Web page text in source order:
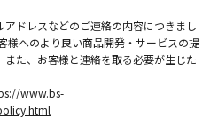
ドレスなどのご連絡の内容につきまし
様へのより良い商品開発・サービスの提
た、お客様と連絡を取る必要が生じた
www.bs-